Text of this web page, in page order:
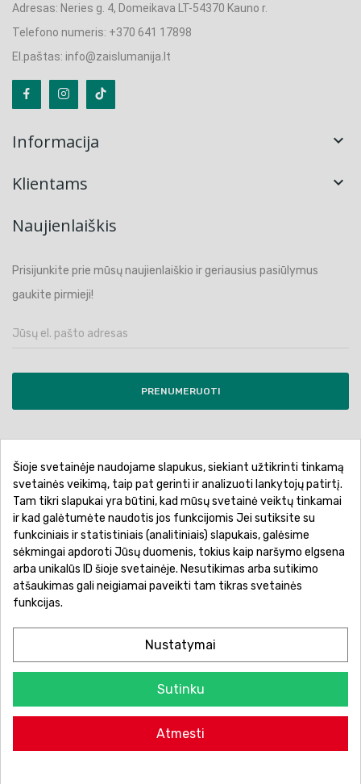
Adresas: Neries g. 4, Domeikava LT-54370 Kauno r.
Telefono numeris: +370 641 17898
El.paštas: info@zaislumanija.lt
Informacija 
Klientams 
Naujienlaiškis
Prisijunkite prie mūsų naujienlaiškio ir geriausius pasiūlymus
gaukite pirmieji!
PRENUMERUOTI
Pirkimo sąlygos ir taisyklės
Privatumo politika
Garantinis aptarnavimas
Prekių pristatymas
Prekių grąžinimas
Atsiskaitymo būdai
Šioje svetainėje naudojame slapukus, siekiant užtikrinti tinkamą
svetainės veikimą, taip pat gerinti ir analizuoti lankytojų patirtį.
Tam tikri slapukai yra būtini, kad mūsų svetainė veiktų tinkamai
ir kad galėtumėte naudotis jos funkcijomis Jei sutiksite su
funkciniais ir statistiniais (analitiniais) slapukais, galėsime
sėkmingai apdoroti Jūsų duomenis, tokius kaip naršymo elgsena
arba unikalūs ID šioje svetainėje. Nesutikimas arba sutikimo
atšaukimas gali neigiamai paveikti tam tikras svetainės
funkcijas.
Nustatymai
Sutinku
Atmesti